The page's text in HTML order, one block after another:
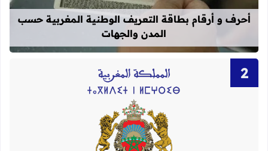
أحرف و أرقام بطاقة التعريف الوطنية المغربية حسب
المدن والجهات